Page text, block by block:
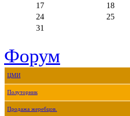
17
18
24
25
31
Форум
ЦМИ
Полуторник
Продажа жеребцов.